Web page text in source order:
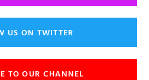
US ON TWITTER
TO OUR CHANNEL